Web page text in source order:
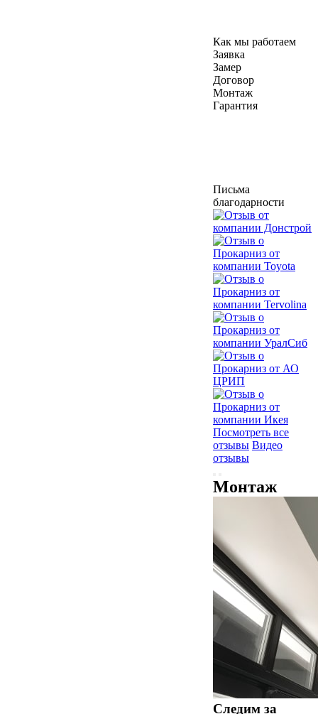
Как мы работаем
Заявка
Замер
Договор
Монтаж
Гарантия
Письма
благодарности
Посмотреть все
отзывы Видео
отзывы
Монтаж
Следим за